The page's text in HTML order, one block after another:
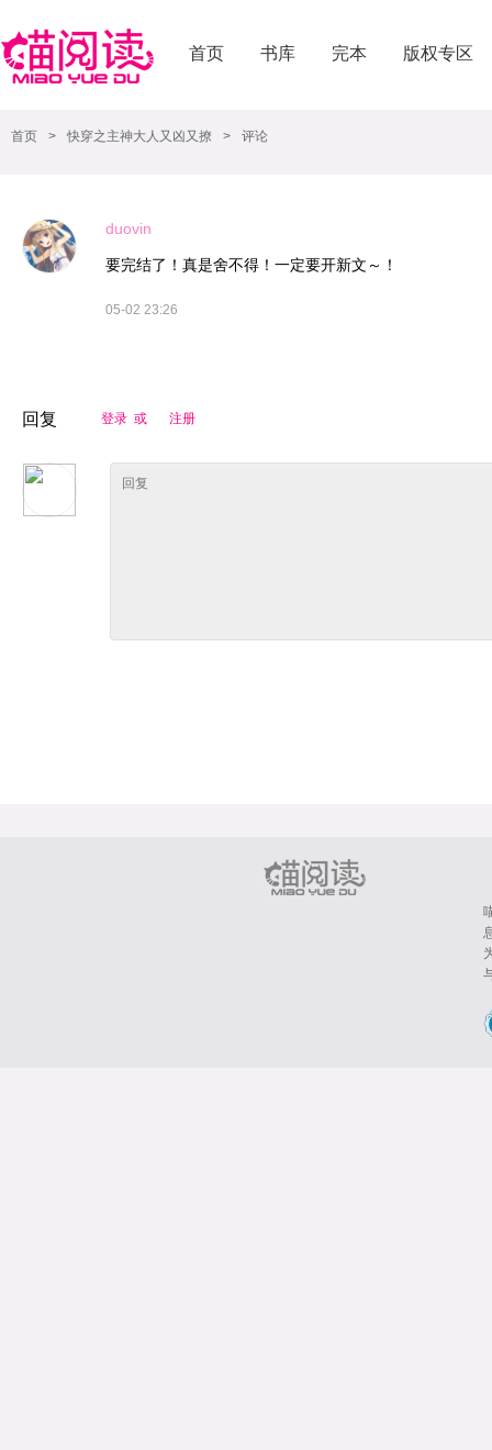
首页 书库 完本 版权专区
首页 > 快穿之主神大人又凶又撩 > 评论
duovin
要完结了！真是舍不得！一定要开新文～！
05-02 23:26
回复 登录 或 注册